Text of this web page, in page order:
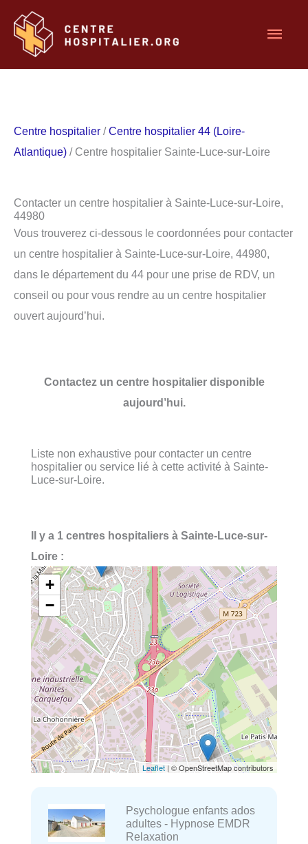
contenu
Centre hospitalier /Centre hospitalier 44 (Loire-
Atlantique) / Centre hospitalier Sainte-Luce-sur-Loire
Contacter un centre hospitalier à Sainte-Luce-sur-Loire,
44980
Vous trouverez ci-dessous le coordonnées pour contacter
un centre hospitalier à Sainte-Luce-sur-Loire, 44980,
dans le département du 44 pour une prise de RDV, un
conseil ou pour vous rendre au un centre hospitalier
ouvert aujourd’hui.
Contactez un centre hospitalier disponible
aujourd’hui.
Liste non exhaustive pour contacter un centre
hospitalier ou service lié à cette activité à Sainte-
Luce-sur-Loire.
Il y a 1 centres hospitaliers à Sainte-Luce-sur-
Loire :
+
−
Leaflet| © OpenStreetMap contributors
Psychologue enfants ados
adultes - Hypnose EMDR
Relaxation